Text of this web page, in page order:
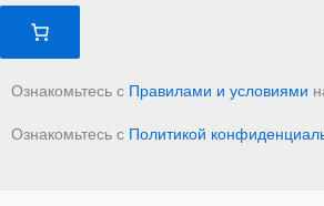
Ознакомьтесь с Правилами и условиями
Ознакомьтесь с Политикой